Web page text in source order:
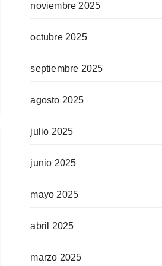
noviembre 2025
octubre 2025
septiembre 2025
agosto 2025
julio 2025
junio 2025
mayo 2025
abril 2025
marzo 2025